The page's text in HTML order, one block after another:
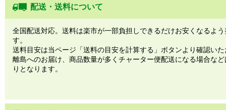
配送・送料について
全国配送対応。送料は楽市が一部負担しできるだけお安くなるよ
す。
送料目安は当ページ「送料の目安を計算する」ボタンより確認い
離島へのお届け、商品数量が多くチャーター便配送になる場合な
りとなります。